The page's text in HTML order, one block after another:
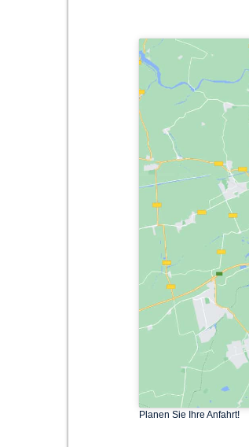
Planen Sie Ihre Anfahrt!